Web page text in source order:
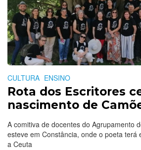
CULTURA ENSINO
Rota dos Escritores
nascimento de
A comitiva de docentes do Agrupamento
esteve em Constância, onde o poeta terá
a Ceuta